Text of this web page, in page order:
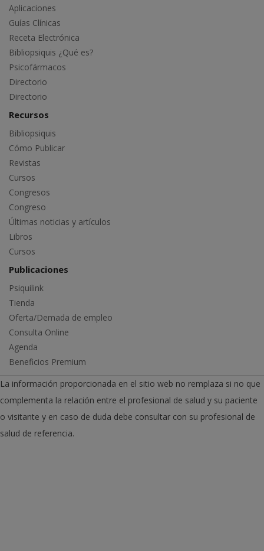
Aplicaciones
Guías Clínicas
Receta Electrónica
Bibliopsiquis ¿Qué es?
Psicofármacos
Directorio
Directorio
Recursos
Bibliopsiquis
Cómo Publicar
Revistas
Cursos
Congresos
Congreso
Últimas noticias y artículos
Libros
Cursos
Publicaciones
Psiquilink
Tienda
Oferta/Demada de empleo
Consulta Online
Agenda
Beneficios Premium
La información proporcionada en el sitio web no remplaza si no que
complementa la relación entre el profesional de salud y su paciente
o visitante y en caso de duda debe consultar con su profesional de
salud de referencia.